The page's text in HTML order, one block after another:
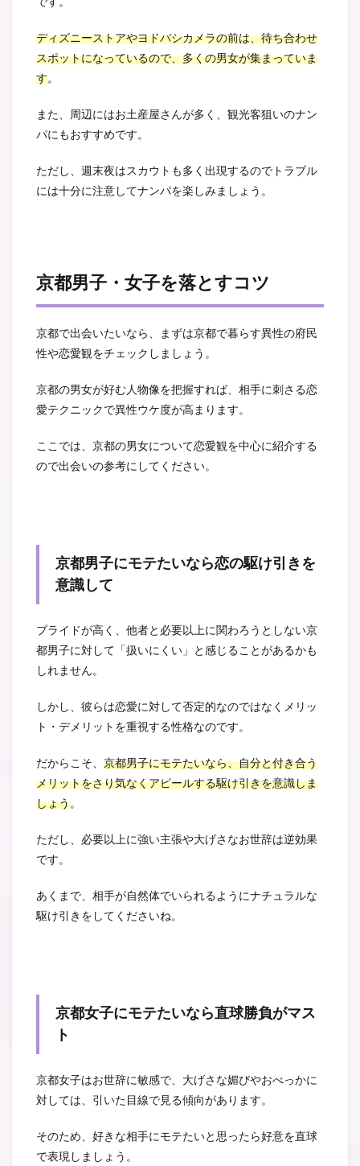
ディズニーストアやヨドバシカメラの前は、待ち合わせ
スポットになっているので、多くの男女が集まっていま
す。
また、周辺にはお土産屋さんが多く、観光客狙いのナン
パにもおすすめです。
ただし、週末夜はスカウトも多く出現するのでトラブル
には十分に注意してナンパを楽しみましょう。
京都男子・女子を落とすコツ
京都で出会いたいなら、まずは京都で暮らす異性の府民
性や恋愛観をチェックしましょう。
京都の男女が好む人物像を把握すれば、相手に刺さる恋
愛テクニックで異性ウケ度が高まります。
ここでは、京都の男女について恋愛観を中心に紹介する
ので出会いの参考にしてください。
京都男子にモテたいなら恋の駆け引きを
意識して
プライドが高く、他者と必要以上に関わろうとしない京
都男子に対して「扱いにくい」と感じることがあるかも
しれません。
しかし、彼らは恋愛に対して否定的なのではなくメリッ
ト・デメリットを重視する性格なのです。
だからこそ、 京都男子にモテたいなら、自分と付き合う
メリットをさり気なくアピールする駆け引きを意識しま
しょう。
ただし、必要以上に強い主張や大げさなお世辞は逆効果
です。
あくまで、相手が自然体でいられるようにナチュラルな
駆け引きをしてくださいね。
京都女子にモテたいなら直球勝負がマス
ト
京都女子はお世辞に敏感で、大げさな媚びやおべっかに
対しては、引いた目線で見る傾向があります。
そのため、好きな相手にモテたいと思ったら好意を直球
で表現しましょう。